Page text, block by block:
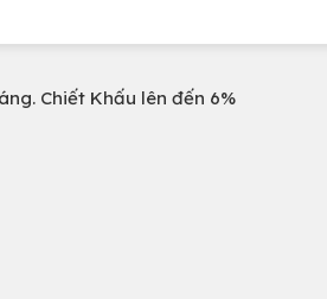
Chiết Khấu lên đến 6%